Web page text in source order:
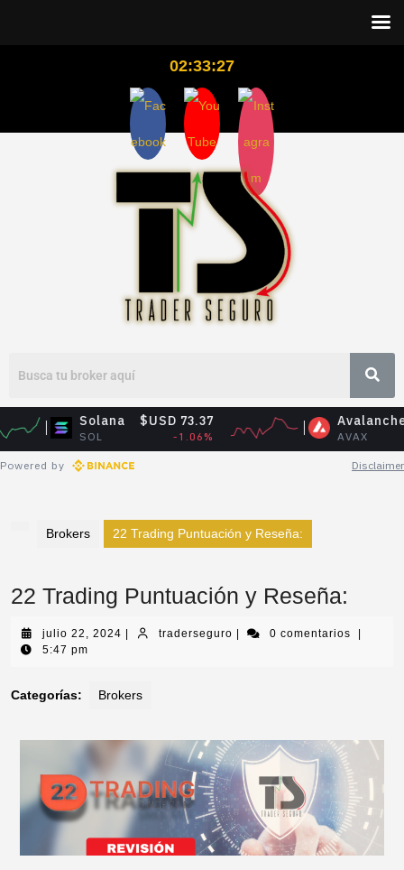
02:33:27
Solana
SOL
$USD 73.37 Avalanche
AVAX
Powered by Disclaimer
Brokers 22 Trading Puntuación y Reseña:
22 Trading Puntuación y Reseña:
julio 22, 2024 traderseguro 0 comentarios
5:47 pm
Categorías: Brokers